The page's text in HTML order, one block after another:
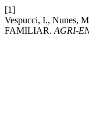
[1]
Vespucci, I., Nunes,
FAMILIAR. AGRI-